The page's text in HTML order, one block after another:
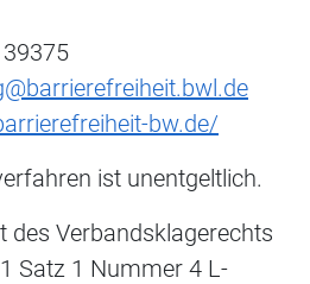
bw.de/
ist unentgeltlich.
des Verbandsklagerechts
Satz 1 Nummer 4 L-